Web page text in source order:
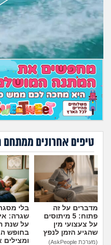
טיפים אחרונים ממתחם
מדברים על זה
פתוח: 5 מיתוסים
על צעצועי מין
שהגיע הזמן לנפץ
(מערכת AskPeople)
בלי
שגרה:
על שנת
בחופש